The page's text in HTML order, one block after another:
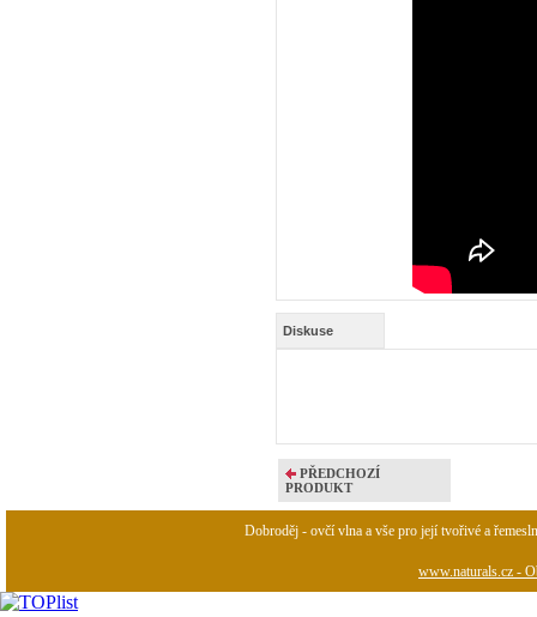
Diskuse
PŘEDCHOZÍ
PRODUKT
Dobroděj - ovčí vlna a vše pro její tvořivé a
www.naturals.cz -